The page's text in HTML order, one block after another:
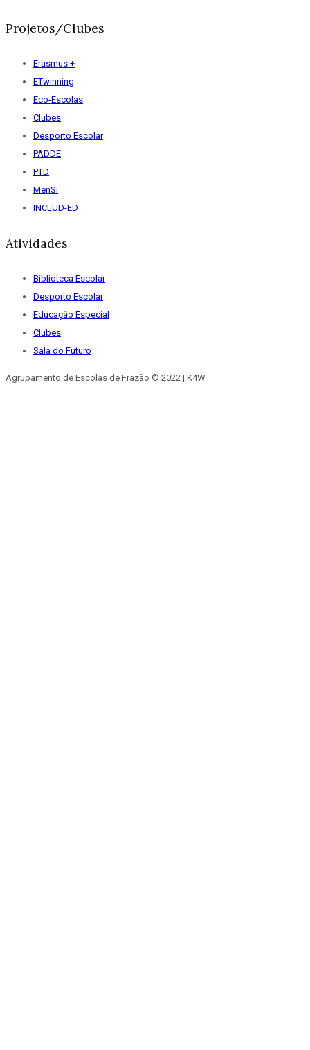
Projetos/Clubes
Erasmus +
ETwinning
Eco-Escolas
Clubes
Desporto Escolar
PADDE
PTD
MenSi
INCLUD-ED
Atividades
Biblioteca Escolar
Desporto Escolar
Educação Especial
Clubes
Sala do Futuro
Agrupamento de Escolas de Frazão © 2022 | K4W